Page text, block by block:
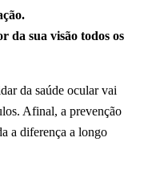
da sua visão todos os
da saúde ocular vai
Afinal, a prevenção
a diferença a longo